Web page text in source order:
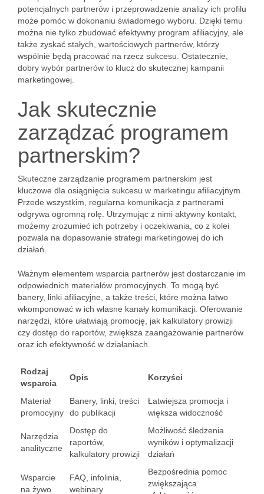
potencjalnych partnerów i przeprowadzenie analizy ich profilu
może pomóc w dokonaniu świadomego wyboru. Dzięki temu
można nie tylko zbudować efektywny program afiliacyjny, ale
także zyskać stałych, wartościowych partnerów, którzy
wspólnie będą pracować na rzecz sukcesu. Ostatecznie,
dobry wybór partnerów to klucz do skutecznej kampanii
marketingowej.
Jak skutecznie
zarządzać programem
partnerskim?
Skuteczne zarządzanie programem partnerskim jest
kluczowe dla osiągnięcia sukcesu w marketingu afiliacyjnym.
Przede wszystkim, regularna komunikacja z partnerami
odgrywa ogromną rolę. Utrzymując z nimi aktywny kontakt,
możemy zrozumieć ich potrzeby i oczekiwania, co z kolei
pozwala na dopasowanie strategi marketingowej do ich
działań.
Ważnym elementem wsparcia partnerów jest dostarczanie im
odpowiednich materiałów promocyjnych. To mogą być
banery, linki afiliacyjne, a także treści, które można łatwo
wkomponować w ich własne kanały komunikacji. Oferowanie
narzędzi, które ułatwiają promocję, jak kalkulatory prowizji
czy dostęp do raportów, zwiększa zaangażowanie partnerów
oraz ich efektywność w działaniach.
Rodzaj
wsparcia
Opis Korzyści
Materiał
promocyjny
Banery, linki, treści
do publikacji
Łatwiejsza promocja i
większa widoczność
Narzędzia
analityczne
Dostęp do
raportów,
kalkulatory prowizji
Możliwość śledzenia
wyników i optymalizacji
działań
Wsparcie
na żywo
FAQ, infolinia,
webinary
Bezpośrednia pomoc
zwiększająca